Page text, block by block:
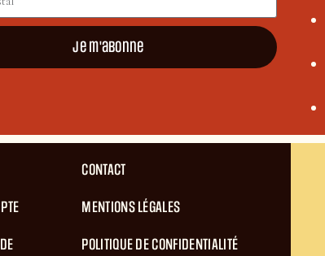
Je m'abonne
CONTACT
MENTIONS LÉGALES
POLITIQUE DE CONFIDENTIALITÉ